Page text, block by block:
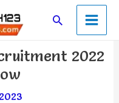
SearchMain
Menu
2022